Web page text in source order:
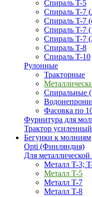
Спираль T-5
Спираль T-7
Спираль T-7
Спираль T-7
Спираль T-7
Спираль T-8
Спираль T-10
Рулонные
Тракторные
Спиральные
Фасовка по
Фурнитура для
Трактор
Бегунки к молниям
Opti (Финляндия)
Для
Металл T-3;
Металл T-5
Металл T-7
Металл T-8